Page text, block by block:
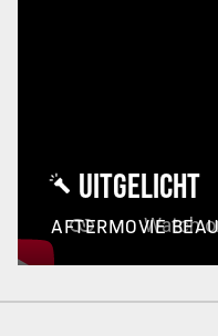
UITGELICHT
AFTERMOVIE